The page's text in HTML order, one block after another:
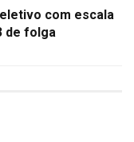
com escala
de folga